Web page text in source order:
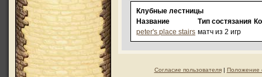
Клубные лестницы
Название
Тип состязания
peter's place stairs матч из 2 игр
Согласие пользователя| Положение